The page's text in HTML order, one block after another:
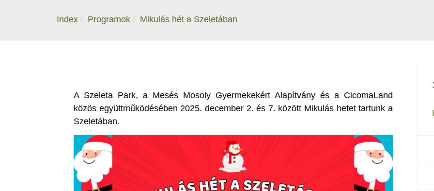
Index Programok Mikulás hét a Szeletában
A Szeleta Park, a Mesés Mosoly Gyermekekért Alapítvány és a CicomaLand
közös együttműködésében 2025. december 2. és 7. között Mikulás hetet tartunk a
Szeletában.